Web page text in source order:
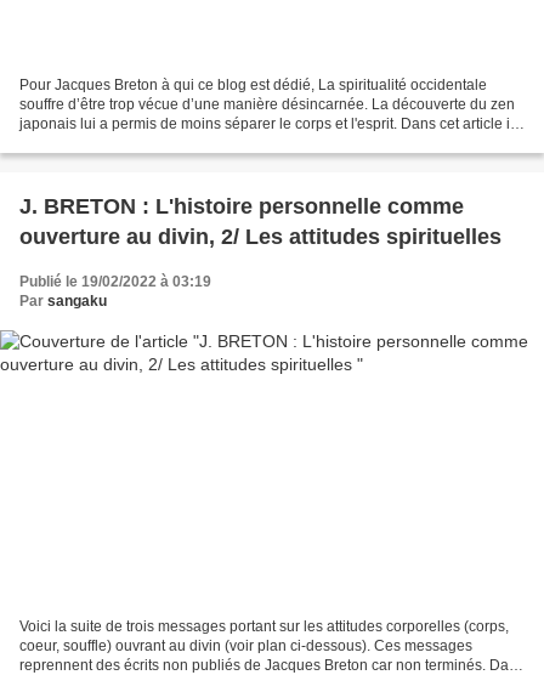
Pour Jacques Breton à qui ce blog est dédié, La spiritualité occidentale
souffre d’être trop vécue d’une manière désincarnée. La découverte du zen
japonais lui a permis de moins séparer le corps et l'esprit. Dans cet article il
J. BRETON : L'histoire personnelle comme
ouverture au divin, 2/ Les attitudes spirituelles
Publié le 19/02/2022 à 03:19
Par sangaku
Voici la suite de trois messages portant sur les attitudes corporelles (corps,
coeur, souffle) ouvrant au divin (voir plan ci-dessous). Ces messages
reprennent des écrits non publiés de Jacques Breton car non terminés. Dans